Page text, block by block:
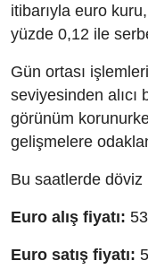
itibarıyla euro
yüzde 0,12 ile
Gün ortası
seviyesinden alıcı
görünüm
gelişmelere
Bu saatlerde döviz
Euro alış fiyatı:
Euro satış fiyatı: